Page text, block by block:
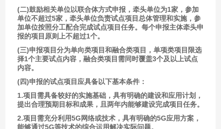
(二)鼓励相关单位以联合体方式申报，牵头单位为1家，参加
单位不超过5家，牵头单位负责试点项目总体管理和实施，参
加单位按照分工配合完成试点项目任务。每个申报主体牵头申
报的项目原则上不超过1个。
(三)申报项目分为单向类项目和融合类项目，单项类项目限选
择1个主要试点内容，融合类项目需同时覆盖3个及以上试点
内容。
(四)申报的试点项目应具备以下基本条件：
1.项目需具备较好的实施基础，具有明确的建设和应用计划，
提出合理预期目标和成果，且两年内能够建设完成项目任务。
2.项目需充分利用5G网络或技术，具有明确的5G应用方案，
能够通过5G等技术的综合运用解决实际问题。